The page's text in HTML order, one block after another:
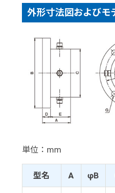
外形寸法図およびモ
単位：mm
型名 A φB